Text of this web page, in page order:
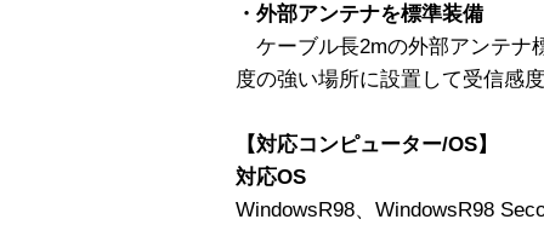
・外部アンテナを標準装備
ケーブル長2mの外部アンテナ
度の強い場所に設置して受信感
【対応コンピューター/OS】
対応OS
WindowsR98、WindowsR98